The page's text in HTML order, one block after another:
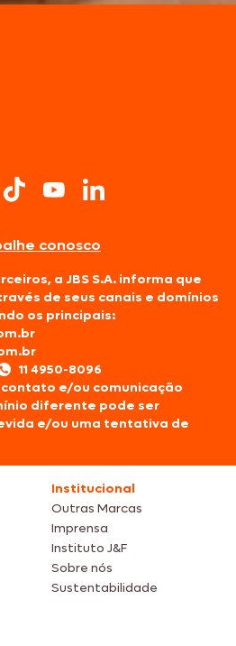
conosco
a JBS S.A. informa que
de seus canais e domínios
os principais:
11 4950-8096
e/ou comunicação
diferente pode ser
e/ou uma tentativa de
Institucional
Outras Marcas
Imprensa
Instituto J&F
Sobre nós
Sustentabilidade